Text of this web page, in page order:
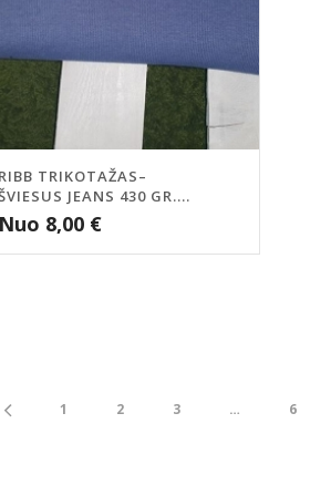
TRIKOTAŽAS–
JEANS 430 GR....
8,00 €
1 2 3 … 6